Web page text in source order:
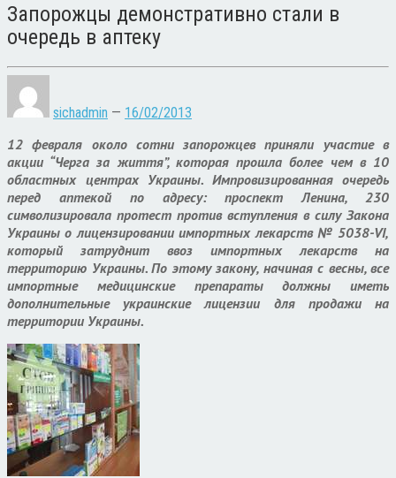
Запорожцы демонстративно стали в
очередь в аптеку
sichadmin — 16/02/2013
12 февраля около сотни запорожцев приняли участие в
акции “Черга за життя”, которая прошла более чем в 10
областных центрах Украины. Импровизированная очередь
перед аптекой по адресу: проспект Ленина, 230
символизировала протест против вступления в силу Закона
Украины о лицензировании импортных лекарств № 5038-VI,
который затруднит ввоз импортных лекарств на
территорию Украины. По этому закону, начиная с весны, все
импортные медицинские препараты должны иметь
дополнительные украинские лицензии для продажи на
территории Украины.